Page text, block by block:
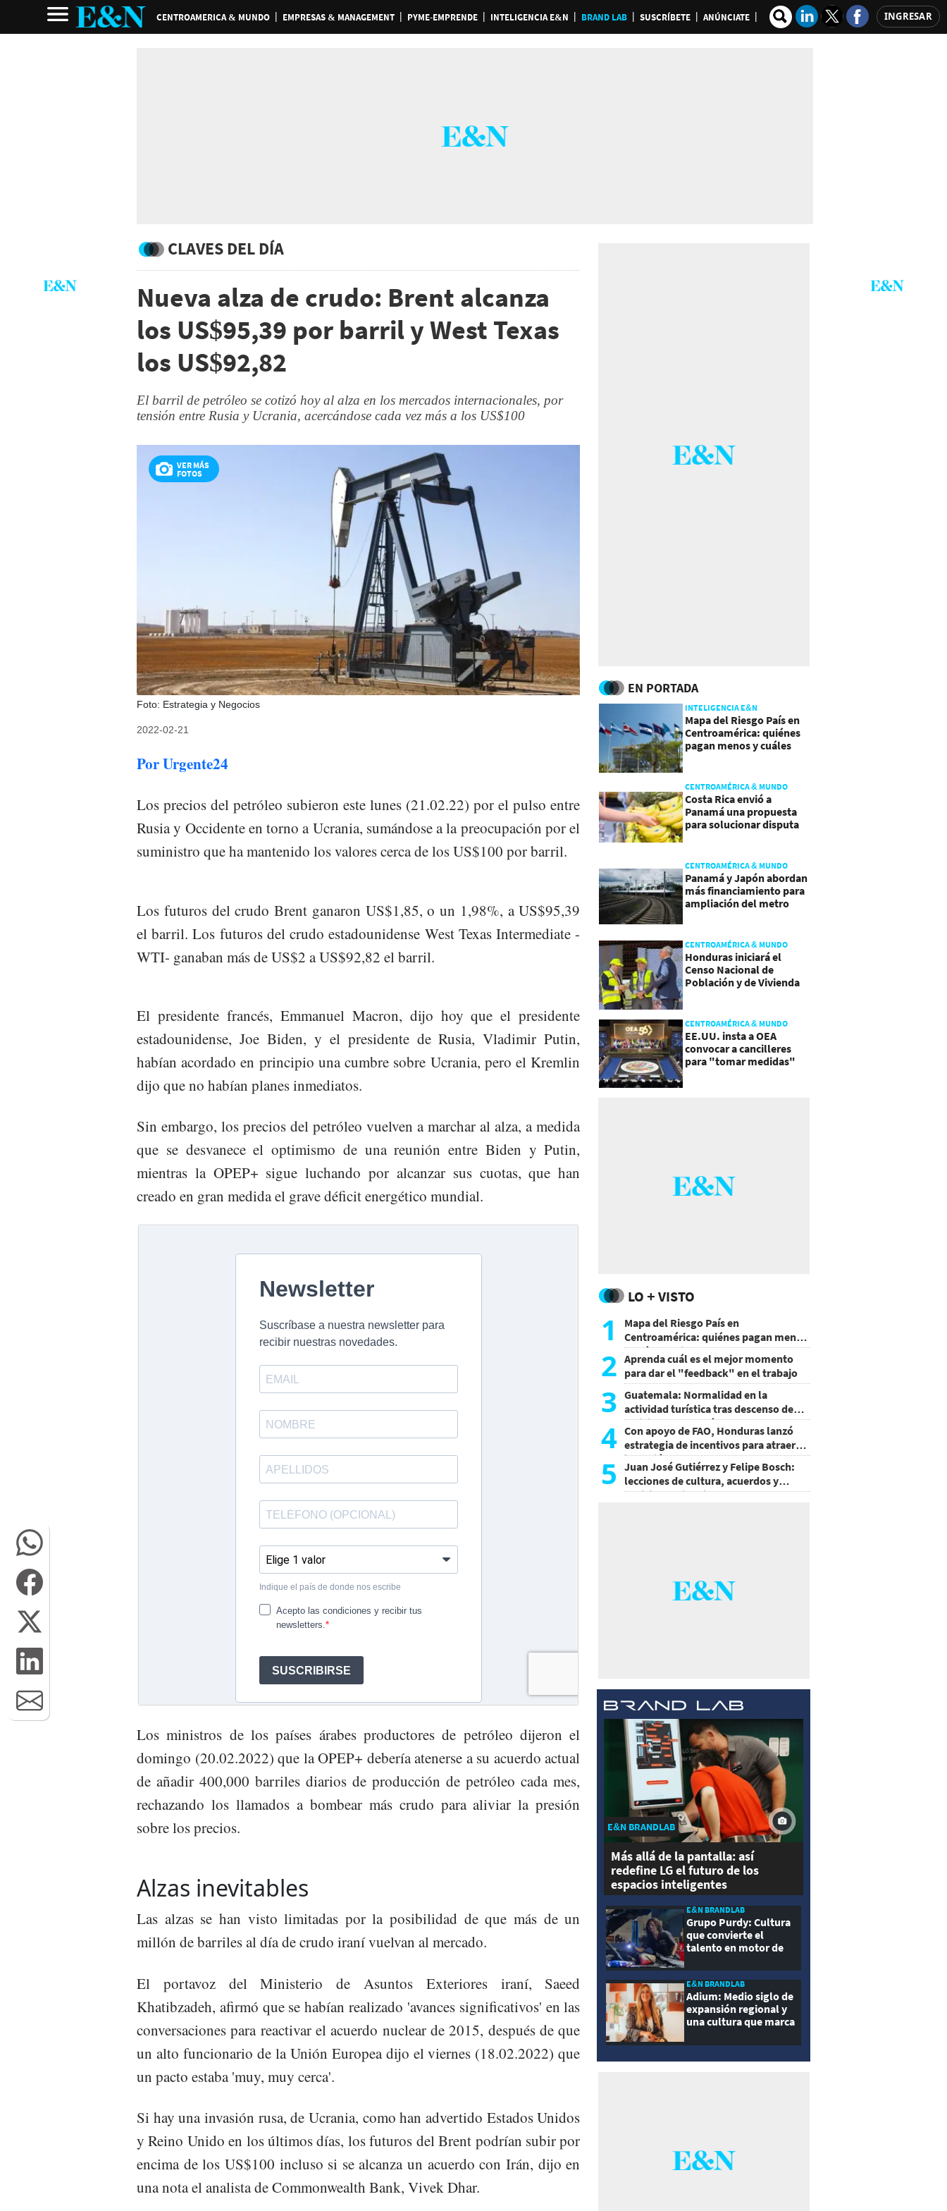
CENTROAMERICA & MUNDO EMPRESAS & MANAGEMENT PYME-EMPRENDE INTELIGENCIA E&N BRAND LAB SUSCRÍBETE ANÚNCIATE INGRESAR
CLAVES DEL DÍA
Nueva alza de crudo: Brent alcanza
los US$95,39 por barril y West Texas
los US$92,82
El barril de petróleo se cotizó hoy al alza en los mercados internacionales, por
tensión entre Rusia y Ucrania, acercándose cada vez más a los US$100
VER MÁS
FOTOS
Foto: Estrategia y Negocios
2022-02-21
Por Urgente24
Los precios del petróleo subieron este lunes (21.02.22) por el pulso entre
Rusia y Occidente en torno a Ucrania, sumándose a la preocupación por el
suministro que ha mantenido los valores cerca de los US$100 por barril.
Los futuros del crudo Brent ganaron US$1,85, o un 1,98%, a US$95,39
el barril. Los futuros del crudo estadounidense West Texas Intermediate -
WTI- ganaban más de US$2 a US$92,82 el barril.
El presidente francés, Emmanuel Macron, dijo hoy que el presidente
estadounidense, Joe Biden, y el presidente de Rusia, Vladimir Putin,
habían acordado en principio una cumbre sobre Ucrania, pero el Kremlin
dijo que no habían planes inmediatos.
Sin embargo, los precios del petróleo vuelven a marchar al alza, a medida
que se desvanece el optimismo de una reunión entre Biden y Putin,
mientras la OPEP+ sigue luchando por alcanzar sus cuotas, que han
creado en gran medida el grave déficit energético mundial.
Los ministros de los países árabes productores de petróleo dijeron el
domingo (20.02.2022) que la OPEP+ debería atenerse a su acuerdo actual
de añadir 400,000 barriles diarios de producción de petróleo cada mes,
rechazando los llamados a bombear más crudo para aliviar la presión
sobre los precios.
Alzas inevitables
Las alzas se han visto limitadas por la posibilidad de que más de un
millón de barriles al día de crudo iraní vuelvan al mercado.
El portavoz del Ministerio de Asuntos Exteriores iraní, Saeed
Khatibzadeh, afirmó que se habían realizado 'avances significativos' en las
conversaciones para reactivar el acuerdo nuclear de 2015, después de que
un alto funcionario de la Unión Europea dijo el viernes (18.02.2022) que
un pacto estaba 'muy, muy cerca'.
Si hay una invasión rusa, de Ucrania, como han advertido Estados Unidos
y Reino Unido en los últimos días, los futuros del Brent podrían subir por
encima de los US$100 incluso si se alcanza un acuerdo con Irán, dijo en
una nota el analista de Commonwealth Bank, Vivek Dhar.
EN PORTADA
INTELIGENCIA E&N
Mapa del Riesgo País en
Centroamérica: quiénes
pagan menos y cuáles
CENTROAMÉRICA & MUNDO
Costa Rica envió a
Panamá una propuesta
para solucionar disputa
CENTROAMÉRICA & MUNDO
Panamá y Japón abordan
más financiamiento para
ampliación del metro
CENTROAMÉRICA & MUNDO
Honduras iniciará el
Censo Nacional de
Población y de Vivienda
CENTROAMÉRICA & MUNDO
EE.UU. insta a OEA
convocar a cancilleres
para "tomar medidas"
LO + VISTO
1
Mapa del Riesgo País en
Centroamérica: quiénes pagan menos
y cuáles mejoraron
2 Aprenda cuál es el mejor momento
para dar el "feedback" en el trabajo
3 Guatemala: Normalidad en la
actividad turística tras descenso de
actividad del volcán de Fuego
4 Con apoyo de FAO, Honduras lanzó
estrategia de incentivos para atraer
inversión al agro
5
Juan José Gutiérrez y Felipe Bosch:
lecciones de cultura, acuerdos y
decisiones sin miedo
E&N BRANDLAB
Más allá de la pantalla: así
redefine LG el futuro de los
espacios inteligentes
E&N BRANDLAB
Grupo Purdy: Cultura
que convierte el
talento en motor de
E&N BRANDLAB
Adium: Medio siglo de
expansión regional y
una cultura que marca